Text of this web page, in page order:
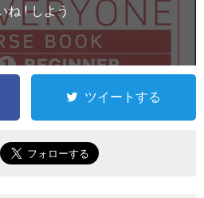
ね ! しよう
ツイートする